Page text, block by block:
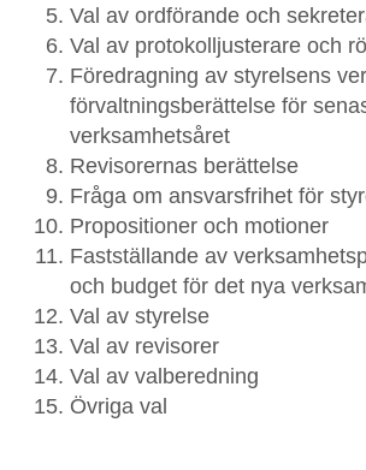
Val av ordförande och
Val av protokolljusterare och
Föredragning av styrelsens
förvaltningsberättelse för
verksamhetsåret
Revisorernas berättelse
Fråga om ansvarsfrihet för
Propositioner och motioner
Fastställande av
och budget för det nya
Val av styrelse
Val av revisorer
Val av valberedning
Övriga val